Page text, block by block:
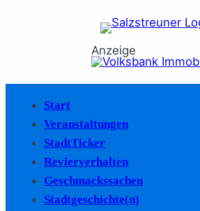
Anzeige
Start
Veranstaltungen
StadtTicker
Revierverhalten
Geschmackssachen
Stadtgeschichte(n)